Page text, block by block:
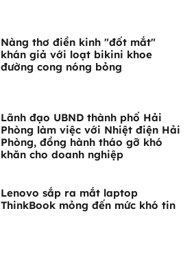
Nàng thơ điền kinh "đốt mắt"
khán giả với loạt bikini khoe
đường cong nóng bỏng
Lãnh đạo UBND thành phố Hải
Phòng làm việc với Nhiệt điện Hải
Phòng, đồng hành tháo gỡ khó
khăn cho doanh nghiệp
Lenovo sắp ra mắt laptop
ThinkBook mỏng đến mức khó tin